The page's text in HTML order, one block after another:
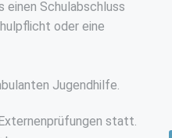
einen Schulabschluss
oder eine
Jugendhilfe.
statt.